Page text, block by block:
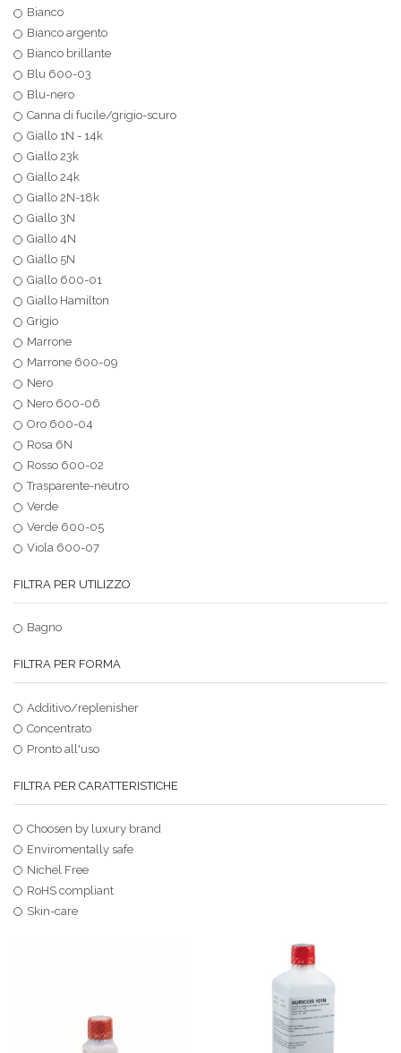
Bianco
Bianco argento
Bianco brillante
Blu 600-03
Blu-nero
Canna di fucile/grigio-scuro
Giallo 1N - 14k
Giallo 23k
Giallo 24k
Giallo 2N-18k
Giallo 3N
Giallo 4N
Giallo 5N
Giallo 600-01
Giallo Hamilton
Grigio
Marrone
Marrone 600-09
Nero
Nero 600-06
Oro 600-04
Rosa 6N
Rosso 600-02
Trasparente-neutro
Verde
Verde 600-05
Viola 600-07
FILTRA PER UTILIZZO
Bagno
FILTRA PER FORMA
Additivo/replenisher
Concentrato
Pronto all'uso
FILTRA PER CARATTERISTICHE
Choosen by luxury brand
Enviromentally safe
Nichel Free
RoHS compliant
Skin-care